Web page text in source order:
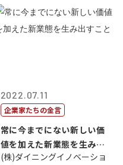
2022.07.11
企業家たちの金言
常に今までにない新しい価
値を加えた新業態を生み出
すこと
(株)ダイニングイノベーショ